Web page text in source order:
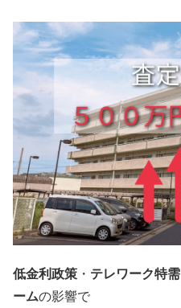
低金利政策 ・ テレワーク特需
ームの影響で